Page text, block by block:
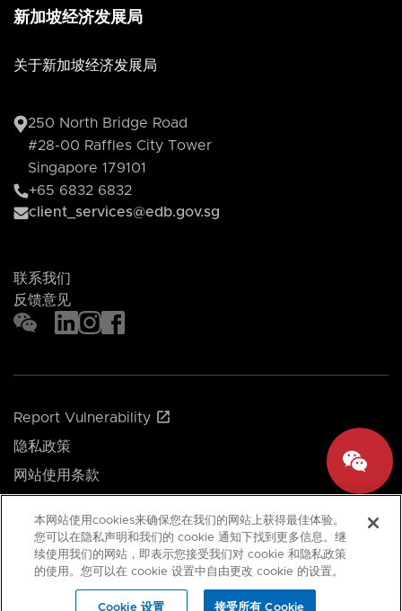
新加坡经济发展局
关于新加坡经济发展局
250 North Bridge Road
#28-00 Raffles City Tower
Singapore 179101
+65 6832 6832
client_services@edb.gov.sg
联系我们
反馈意见
Report Vulnerability
隐私政策
网站使用条款
© 2026 新加坡经济发展局。保留所有权利。
最新更新于： 13 Feb 2025
本网站使用cookies来确保您在我们的网站上获得最佳体验。
您可以在隐私声明和我们的 cookie 通知下找到更多信息。继
续使用我们的网站，即表示您接受我们对 cookie 和隐私政策
的使用。您可以在 cookie 设置中自由更改 cookie 的设置。
Cookie 设置 接受所有 Cookie